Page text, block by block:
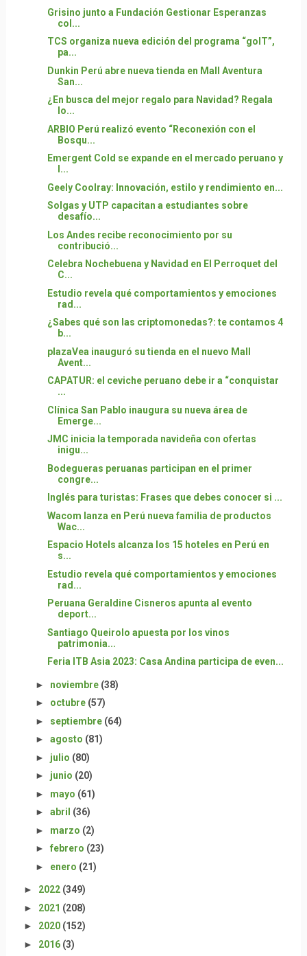
Grisino junto a Fundación Gestionar Esperanzas
col...
TCS organiza nueva edición del programa “goIT”,
pa...
Dunkin Perú abre nueva tienda en Mall Aventura
San...
¿En busca del mejor regalo para Navidad? Regala
lo...
ARBIO Perú realizó evento “Reconexión con el
Bosqu...
Emergent Cold se expande en el mercado peruano y
l...
Geely Coolray: Innovación, estilo y rendimiento en...
Solgas y UTP capacitan a estudiantes sobre
desafío...
Los Andes recibe reconocimiento por su
contribució...
Celebra Nochebuena y Navidad en El Perroquet del
C...
Estudio revela qué comportamientos y emociones
rad...
¿Sabes qué son las criptomonedas?: te contamos 4
b...
plazaVea inauguró su tienda en el nuevo Mall
Avent...
CAPATUR: el ceviche peruano debe ir a “conquistar
...
Clínica San Pablo inaugura su nueva área de
Emerge...
JMC inicia la temporada navideña con ofertas
inigu...
Bodegueras peruanas participan en el primer
congre...
Inglés para turistas: Frases que debes conocer si ...
Wacom lanza en Perú nueva familia de productos
Wac...
Espacio Hotels alcanza los 15 hoteles en Perú en
s...
Estudio revela qué comportamientos y emociones
rad...
Peruana Geraldine Cisneros apunta al evento
deport...
Santiago Queirolo apuesta por los vinos
patrimonia...
Feria ITB Asia 2023: Casa Andina participa de even...
► noviembre (38)
► octubre (57)
► septiembre (64)
► agosto (81)
► julio (80)
► junio (20)
► mayo (61)
► abril (36)
► marzo (2)
► febrero (23)
► enero (21)
► 2022 (349)
► 2021 (208)
► 2020 (152)
► 2016 (3)